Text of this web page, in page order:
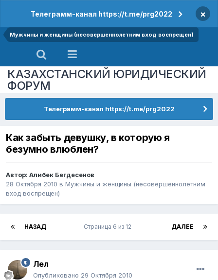
Телеграмм-канал https://t.me/prg2022 ×
Мужчины и женщины (несовершеннолетним вход воспрещен)
КАЗАХСТАНСКИЙ ЮРИДИЧЕСКИЙ
ФОРУМ
Телеграмм-канал https://t.me/prg2022
Как забыть девушку, в которую я
безумно влюблен?
Автор: Алибек Бегдесенов
28 Октября 2010 в Мужчины и женщины (несовершеннолетним
вход воспрещен)
НАЗАД ДАЛЕЕ
Страница 6 из 12
Лел
Опубликовано 29 Октября 2010